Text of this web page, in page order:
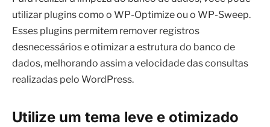
utilizar plugins como o WP-Optimize ou o WP-Sweep.
Esses plugins permitem remover registros
desnecessários e otimizar a estrutura do banco de
dados, melhorando assim a velocidade das consultas
realizadas pelo WordPress.
Utilize um tema leve e otimizado